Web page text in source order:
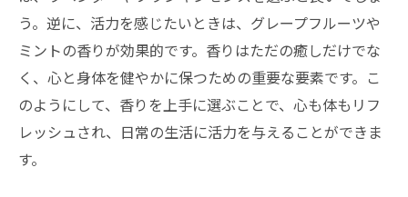
う。逆に、活力を感じたいときは、グレープフルーツや
ミントの香りが効果的です。香りはただの癒しだけでな
く、心と身体を健やかに保つための重要な要素です。こ
のようにして、香りを上手に選ぶことで、心も体もリフ
レッシュされ、日常の生活に活力を与えることができま
す。